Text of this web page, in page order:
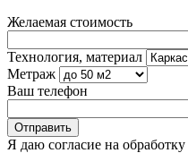
Желаемая стоимость
Технология, материал
Метраж
Ваш телефон
Я даю согласие на обработку